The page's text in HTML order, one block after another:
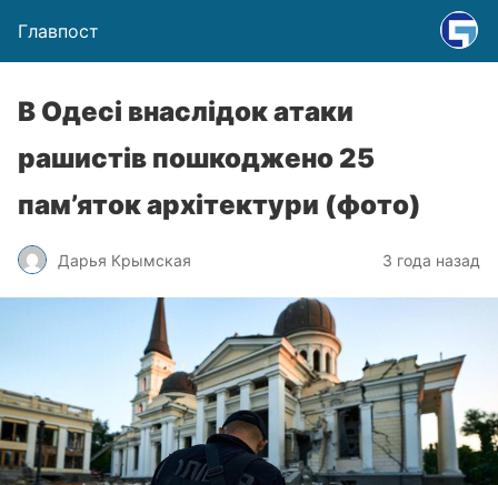
Главпост
В Одесі внаслідок атаки
рашистів пошкоджено 25
пам’яток архітектури (фото)
Дарья Крымская 3 года назад